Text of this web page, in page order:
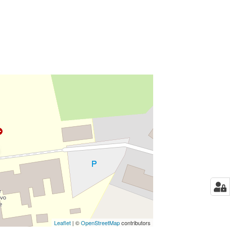
Leaflet| ©OpenStreetMapcontributors